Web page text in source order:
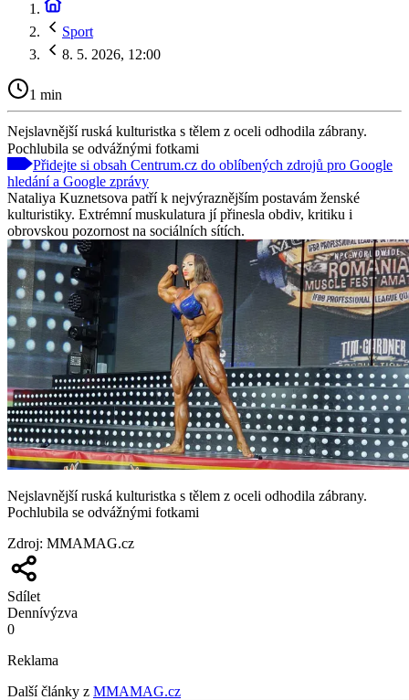
Sport
8. 5. 2026, 12:00
1 min
Nejslavnější ruská kulturistka s tělem z oceli odhodila zábrany.
Pochlubila se odvážnými fotkami
Přidejte si obsah Centrum.cz do oblíbených zdrojů pro Google
hledání a Google zprávy
Nataliya Kuznetsova patří k nejvýraznějším postavám ženské
kulturistiky. Extrémní muskulatura jí přinesla obdiv, kritiku i
obrovskou pozornost na sociálních sítích.
Nejslavnější ruská kulturistka s tělem z oceli odhodila zábrany.
Pochlubila se odvážnými fotkami
Zdroj: MMAMAG.cz
Sdílet
Dennívýzva
0
Reklama
Další články z MMAMAG.cz